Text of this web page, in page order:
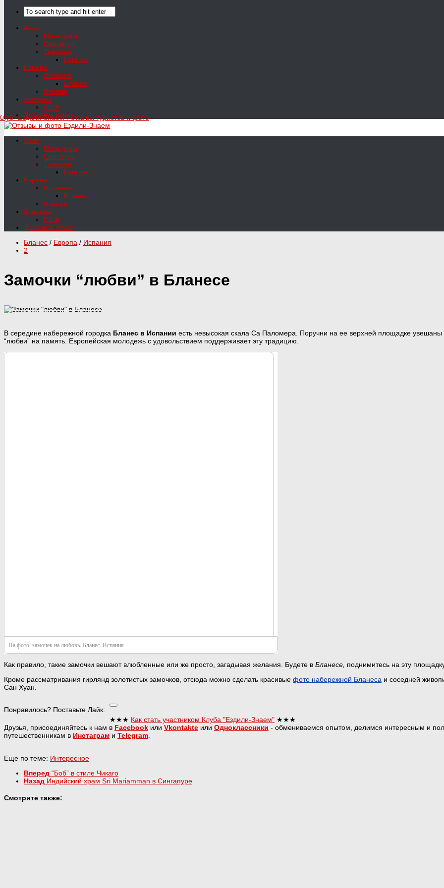
Азия
Мальдивы
Сингапур
Таиланд
Бангкок
Европа
Испания
Бланес
Италия
Америка
США
Добавить отчет
Азия
Мальдивы
Сингапур
Таиланд
Бангкок
Европа
Испания
Бланес
Италия
Америка
США
Добавить отчет
Бланес / Европа / Испания
2
Замочки “любви” в Бланесе
В середине набережной городка Бланес в Испании есть невысокая скала Са Паломера. Поручни на ее верхней площадке
“любви” на память. Европейская молодежь с удовольствием поддерживает эту традицию.
На фото: замочек на любовь. Бланес. Испания
Как правило, такие замочки вешают влюбленные или же просто, загадывая желания. Будете в Бланесе, поднимитесь на эту
Кроме рассматривания гирлянд золотистых замочков, отсюда можно сделать красивые фото набережной Бланеса и соседней
Сан Хуан.
Понравилось? Поставьте Лайк:
★★★ Как стать участником Клуба "Ездили-Знаем" ★★★
Друзья, присоединяйтесь к нам в Facebook или Vkontakte или Одноклассники - обмениваемся опытом, делимся интересным и
путешественникам в Инстаграм и Telegram
Еще по теме: Интересное
Вперед “Боб” в стиле Чикаго
Назад Индийский храм Sri Mariamman в Сингапуре
Смотрите также: